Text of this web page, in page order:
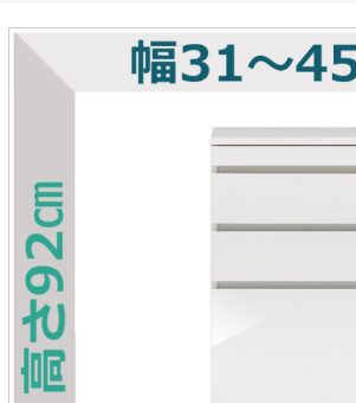
特徴で選ぶ
生活感を隠せるレンジ台
大型レンジ収納可能
サイズで選ぶ
幅60cm
ロータイプレ
キッチンボード（食器棚・カップボー
食器棚
キッチンカウンター
特徴で選ぶ
対面キッチンカウンター
バタフライキッチンカウンター
ダストボックス収納可能
スライド棚付き
カウンタ
【GRANNER2】テレビ台・リビング
収納
【FLEXY】3方向オーダー家具
【VALO】ダイニングテーブル
【SUNNY】
【Pittaly】耐
【Idea】デス
ボックス
1人掛けソファー
2人掛けソファー
2.5人掛けソファー
ー
合皮ソファー
ファブリックソファー
本革ソファー
シリーズで選ぶ
【Nike】カウチソファー
【SUOLA】カウチソファー
【Curt】ウッドフレームソファー
【AIKA】ハイバックソファ
【CLOSTER】シェーズロング＆カウ
チソファー
【Cruse】ウ
チェスト
ラック・シェルフ
アコーディオンドア
デスク・デスクワゴン
タワー tower（山崎実
ローボード
ハイタイプ
壁面タイプ
趣味の収納
ゴルフクラブ収納
チェア
こたつテーブル
こたつ布団
【標準幅】リアシートテーブル
【ワイド幅】リアシートテーブル
【標準幅用】
かさばる調理器具の宿屋
ディスプレイ鍋収納【Pots】
個室型デ
おしゃれなのに機能性抜群
万